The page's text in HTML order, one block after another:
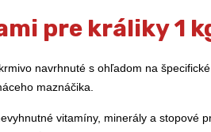
pre králiky 1
navrhnuté s ohľadom na
maznáčika.
vitamíny, minerály a stopové